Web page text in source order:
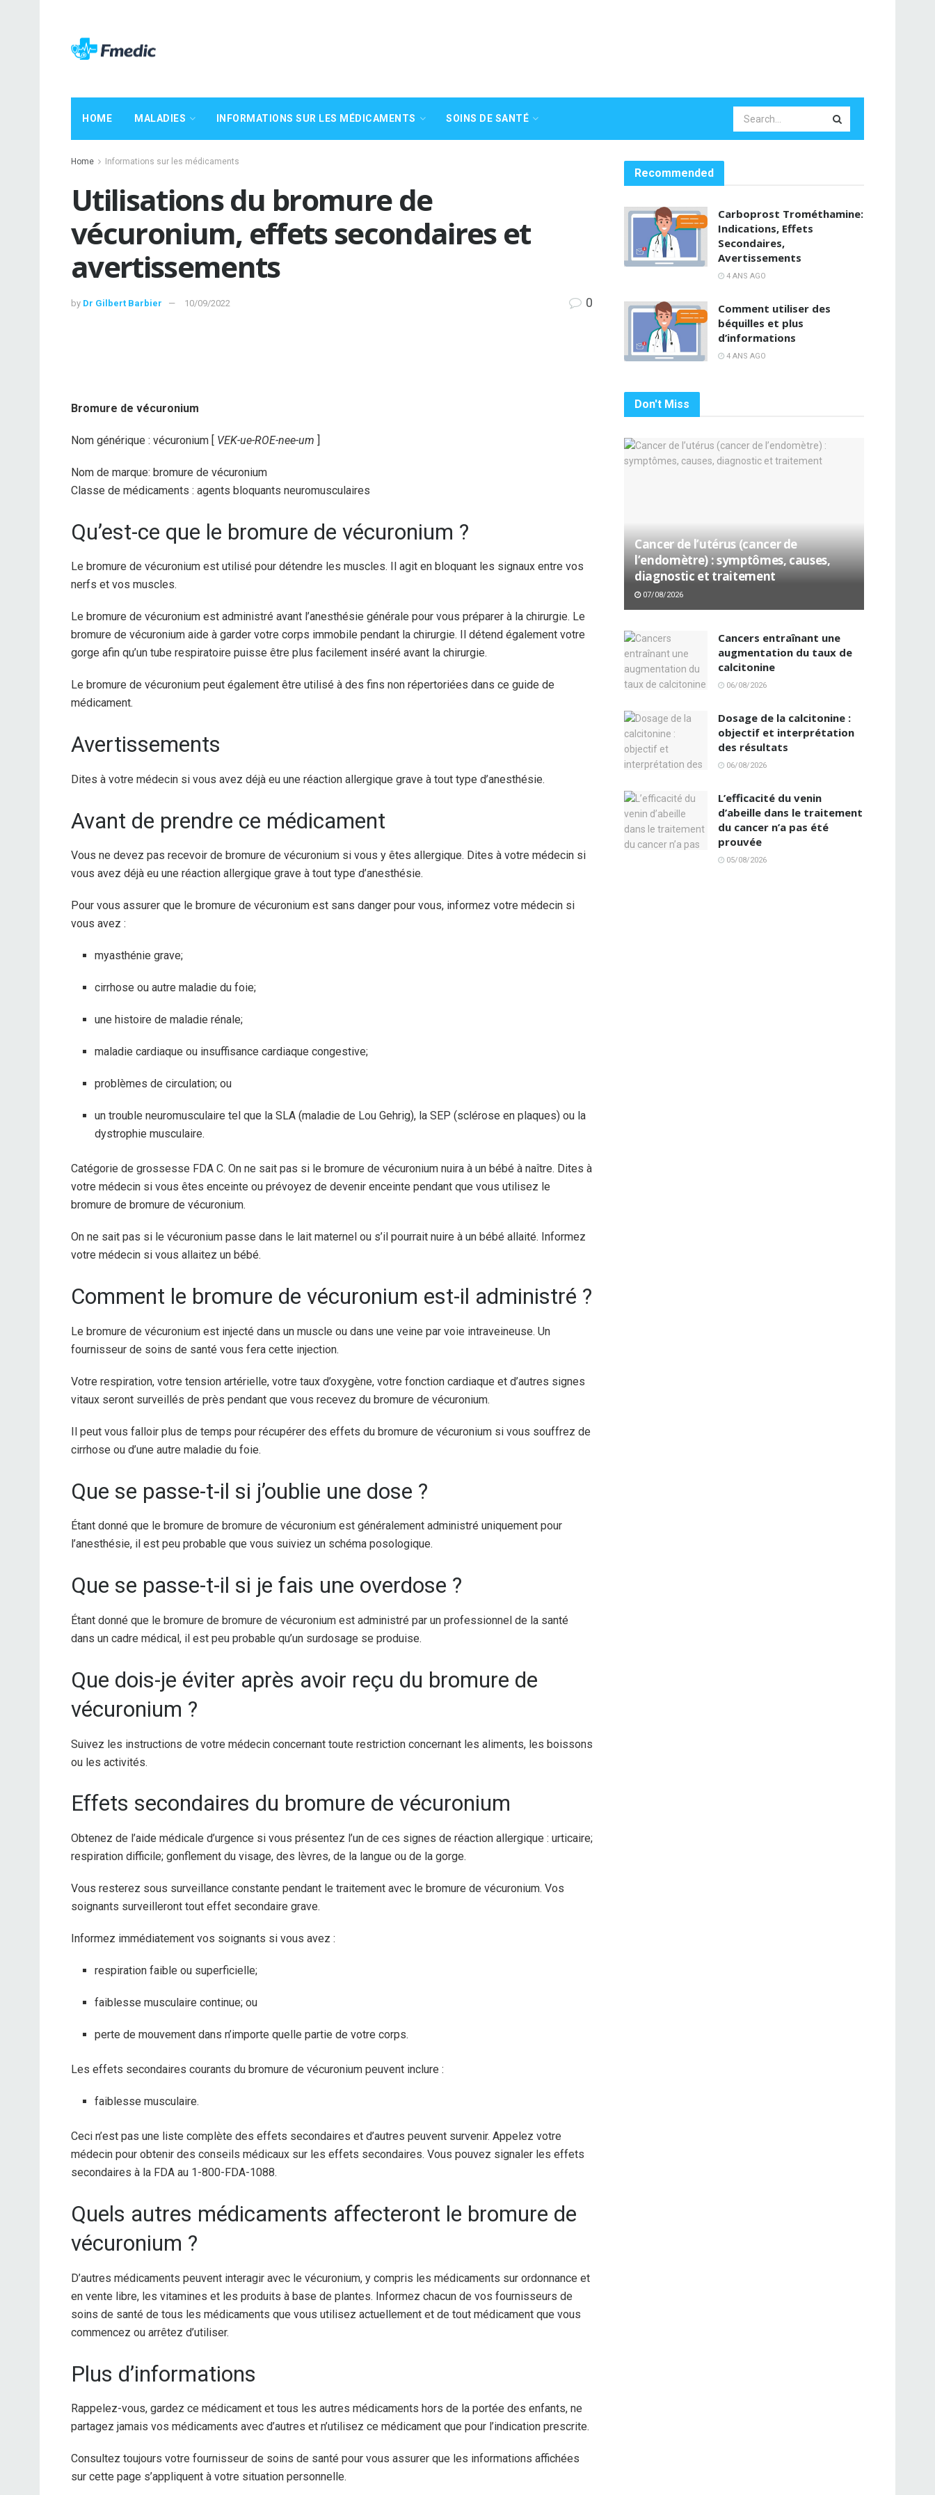
HOME MALADIES INFORMATIONS SUR LES MÉDICAMENTS SOINS DE SANTÉ
Home Informations sur les médicaments
Utilisations du bromure de
vécuronium, effets secondaires et
avertissements
by Dr Gilbert Barbier 10/09/2022 0
Bromure de vécuronium
Nom générique : vécuronium [ VEK-ue-ROE-nee-um ]
Nom de marque: bromure de vécuronium
Classe de médicaments : agents bloquants neuromusculaires
Qu’est-ce que le bromure de vécuronium ?
Le bromure de vécuronium est utilisé pour détendre les muscles. Il agit en bloquant les signaux entre vos
nerfs et vos muscles.
Le bromure de vécuronium est administré avant l’anesthésie générale pour vous préparer à la chirurgie. Le
bromure de vécuronium aide à garder votre corps immobile pendant la chirurgie. Il détend également votre
gorge afin qu’un tube respiratoire puisse être plus facilement inséré avant la chirurgie.
Le bromure de vécuronium peut également être utilisé à des fins non répertoriées dans ce guide de
médicament.
Avertissements
Dites à votre médecin si vous avez déjà eu une réaction allergique grave à tout type d’anesthésie.
Avant de prendre ce médicament
Vous ne devez pas recevoir de bromure de vécuronium si vous y êtes allergique. Dites à votre médecin si
vous avez déjà eu une réaction allergique grave à tout type d’anesthésie.
Pour vous assurer que le bromure de vécuronium est sans danger pour vous, informez votre médecin si
vous avez :
myasthénie grave;
cirrhose ou autre maladie du foie;
une histoire de maladie rénale;
maladie cardiaque ou insuffisance cardiaque congestive;
problèmes de circulation; ou
un trouble neuromusculaire tel que la SLA (maladie de Lou Gehrig), la SEP (sclérose en plaques) ou la
dystrophie musculaire.
Catégorie de grossesse FDA C. On ne sait pas si le bromure de vécuronium nuira à un bébé à naître. Dites à
votre médecin si vous êtes enceinte ou prévoyez de devenir enceinte pendant que vous utilisez le
bromure de bromure de vécuronium.
On ne sait pas si le vécuronium passe dans le lait maternel ou s’il pourrait nuire à un bébé allaité. Informez
votre médecin si vous allaitez un bébé.
Comment le bromure de vécuronium est-il administré ?
Le bromure de vécuronium est injecté dans un muscle ou dans une veine par voie intraveineuse. Un
fournisseur de soins de santé vous fera cette injection.
Votre respiration, votre tension artérielle, votre taux d’oxygène, votre fonction cardiaque et d’autres signes
vitaux seront surveillés de près pendant que vous recevez du bromure de vécuronium.
Il peut vous falloir plus de temps pour récupérer des effets du bromure de vécuronium si vous souffrez de
cirrhose ou d’une autre maladie du foie.
Que se passe-t-il si j’oublie une dose ?
Étant donné que le bromure de bromure de vécuronium est généralement administré uniquement pour
l’anesthésie, il est peu probable que vous suiviez un schéma posologique.
Que se passe-t-il si je fais une overdose ?
Étant donné que le bromure de bromure de vécuronium est administré par un professionnel de la santé
dans un cadre médical, il est peu probable qu’un surdosage se produise.
Que dois-je éviter après avoir reçu du bromure de
vécuronium ?
Suivez les instructions de votre médecin concernant toute restriction concernant les aliments, les boissons
ou les activités.
Effets secondaires du bromure de vécuronium
Obtenez de l’aide médicale d’urgence si vous présentez l’un de ces signes de réaction allergique : urticaire;
respiration difficile; gonflement du visage, des lèvres, de la langue ou de la gorge.
Vous resterez sous surveillance constante pendant le traitement avec le bromure de vécuronium. Vos
soignants surveilleront tout effet secondaire grave.
Informez immédiatement vos soignants si vous avez :
respiration faible ou superficielle;
faiblesse musculaire continue; ou
perte de mouvement dans n’importe quelle partie de votre corps.
Les effets secondaires courants du bromure de vécuronium peuvent inclure :
faiblesse musculaire.
Ceci n’est pas une liste complète des effets secondaires et d’autres peuvent survenir. Appelez votre
médecin pour obtenir des conseils médicaux sur les effets secondaires. Vous pouvez signaler les effets
secondaires à la FDA au 1-800-FDA-1088.
Quels autres médicaments affecteront le bromure de
vécuronium ?
D’autres médicaments peuvent interagir avec le vécuronium, y compris les médicaments sur ordonnance et
en vente libre, les vitamines et les produits à base de plantes. Informez chacun de vos fournisseurs de
soins de santé de tous les médicaments que vous utilisez actuellement et de tout médicament que vous
commencez ou arrêtez d’utiliser.
Plus d’informations
Rappelez-vous, gardez ce médicament et tous les autres médicaments hors de la portée des enfants, ne
partagez jamais vos médicaments avec d’autres et n’utilisez ce médicament que pour l’indication prescrite.
Consultez toujours votre fournisseur de soins de santé pour vous assurer que les informations affichées
sur cette page s’appliquent à votre situation personnelle.
Recommended
Carboprost Trométhamine:
Indications, Effets
Secondaires,
Avertissements
4 ANS AGO
Comment utiliser des
béquilles et plus
d’informations
4 ANS AGO
Don't Miss
Cancer de l’utérus (cancer de
l’endomètre) : symptômes, causes,
diagnostic et traitement
07/08/2026
Cancers entraînant une
augmentation du taux de
calcitonine
06/08/2026
Dosage de la calcitonine :
objectif et interprétation
des résultats
06/08/2026
L’efficacité du venin
d’abeille dans le traitement
du cancer n’a pas été
prouvée
05/08/2026